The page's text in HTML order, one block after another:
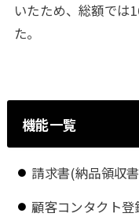
いたため、総額では
た。
機能一覧
請求書(納品領収
顧客コンタクト